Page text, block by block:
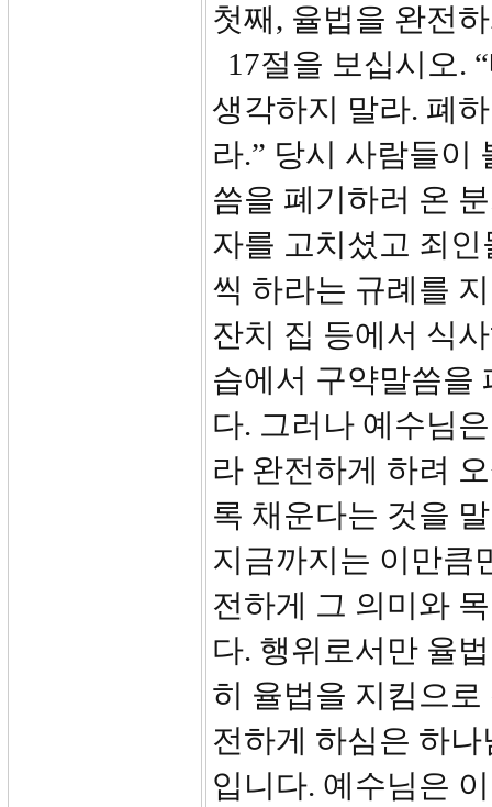
첫째, 율법을 완전
17절을 보십시오.
생각하지 말라. 폐
라.” 당시 사람들이
씀을 폐기하러 온
자를 고치셨고 죄
씩 하라는 규례를
잔치 집 등에서 식
습에서 구약말씀을
다. 그러나 예수님
라 완전하게 하려
록 채운다는 것을
지금까지는 이만큼
전하게 그 의미와
다. 행위로서만 율
히 율법을 지킴으
전하게 하심은 하
입니다. 예수님은